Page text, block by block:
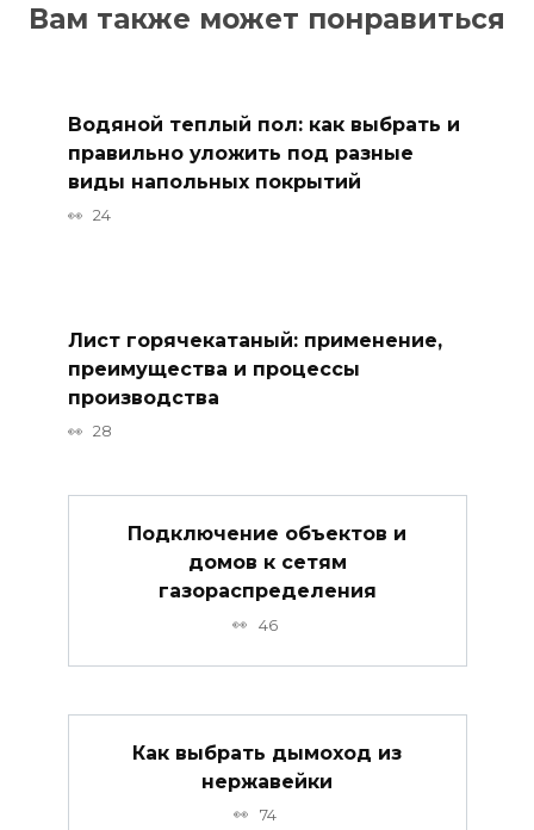
Вам также может понравиться
Водяной теплый пол: как выбрать и
правильно уложить под разные
виды напольных покрытий
24
Лист горячекатаный: применение,
преимущества и процессы
производства
28
Подключение объектов и
домов к сетям
газораспределения
46
Как выбрать дымоход из
нержавейки
74